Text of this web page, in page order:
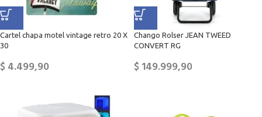
Cartel chapa motel vintage retro 20 X
30
$4.499,90
Chango Rolser JEAN TWEED
CONVERT RG
$149.999,90